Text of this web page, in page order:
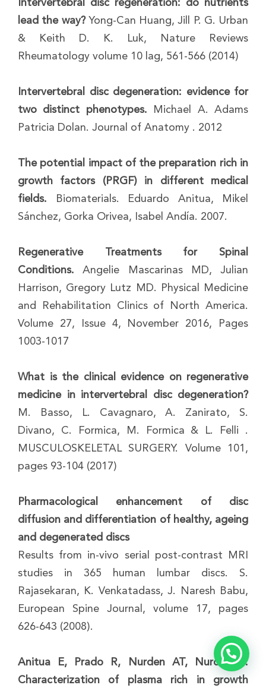
lead the way?Yong-Can Huang, Jill P. G. Urban
& Keith D. K. Luk, Nature Reviews
Rheumatology volume 10 lag, 561-566 (2014)
Intervertebral disc degeneration: evidence for
two distinct phenotypes. Michael A. Adams
Patricia Dolan. Journal of Anatomy . 2012
The potential impact of the preparation rich in
growth factors (PRGF) in different medical
fields. Biomaterials. Eduardo Anitua, Mikel
Sánchez, Gorka Orivea, Isabel Andía. 2007.
Regenerative Treatments for Spinal
Conditions. Angelie Mascarinas MD, Julian
Harrison, Gregory Lutz MD. Physical Medicine
and Rehabilitation Clinics of North America.
Volume 27, Issue 4, November 2016, Pages
1003-1017
What is the clinical evidence on regenerative
medicine in intervertebral disc degeneration?
M. Basso, L. Cavagnaro, A. Zanirato, S.
Divano, C. Formica, M. Formica & L. Felli .
MUSCULOSKELETAL SURGERY. Volume 101,
pages 93-104 (2017)
Pharmacological enhancement of disc
diffusion and differentiation of healthy, ageing
and degenerated discs
Results from in-vivo serial post-contrast MRI
studies in 365 human lumbar discs. S.
Rajasekaran, K. Venkatadass, J. Naresh Babu,
European Spine Journal, volume 17, pages
626-643 (2008).
Anitua E, Prado R, Nurden AT, Nurden P:
Characterization of plasma rich in growth